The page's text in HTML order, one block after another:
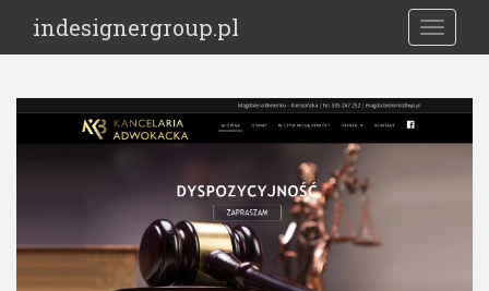
i
indesignergroup.pl